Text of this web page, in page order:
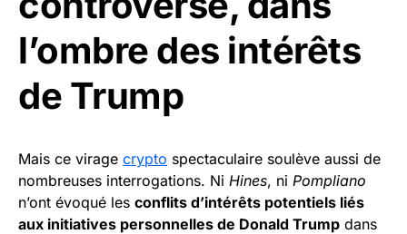
l’ombre des intérêts
de Trump
Mais ce virage crypto spectaculaire soulève aussi de
nombreuses interrogations. Ni Hines, ni Pompliano
n’ont évoqué les conflits d’intérêts potentiels liés
aux initiatives personnelles de Donald Trump dans